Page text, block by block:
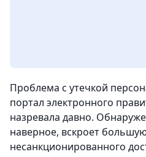
Проблема с утечкой
портал электронного
назревала давно.
наверное, вскроет
несанкционированного